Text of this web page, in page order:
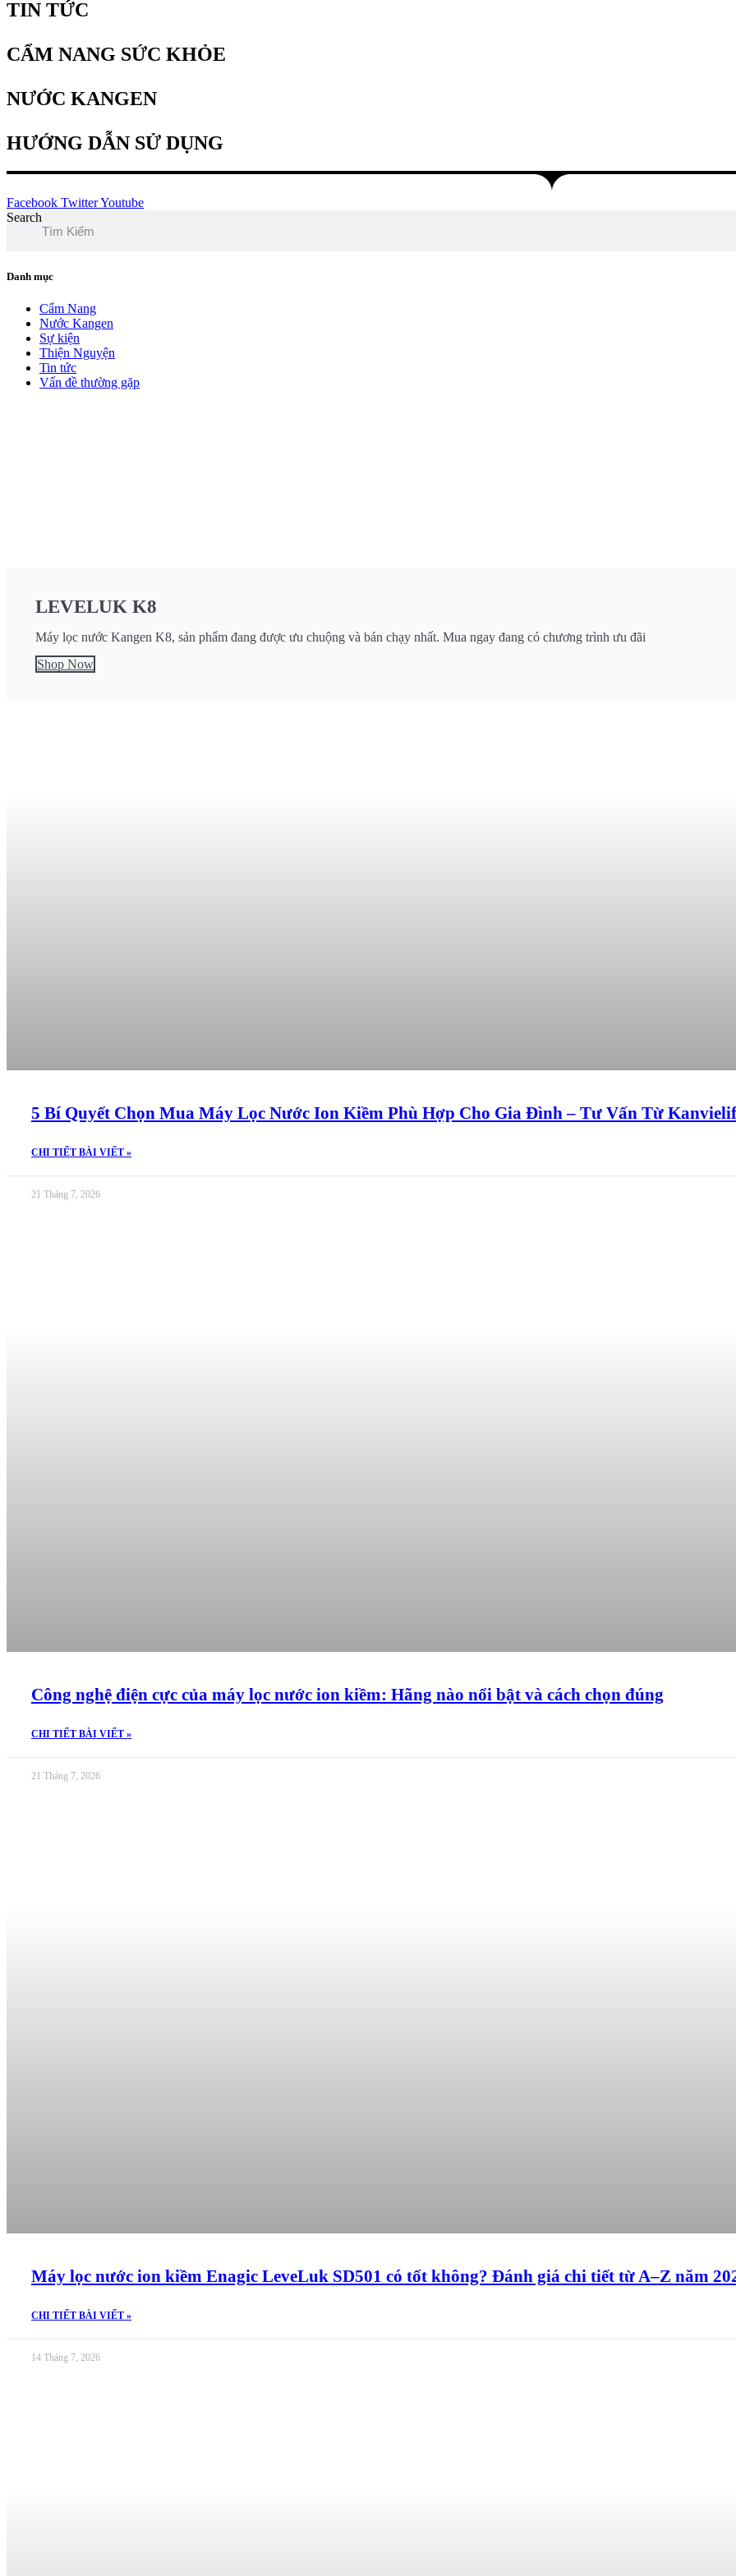
TIN TỨC
CẨM NANG SỨC KHỎE
NƯỚC KANGEN
HƯỚNG DẪN SỬ DỤNG
Facebook TwitterYoutube
Search
Danh mục
Cẩm Nang
Nước Kangen
Sự kiện
Thiện Nguyện
Tin tức
Vấn đề thường gặp
LEVELUK K8
Máy lọc nước Kangen K8, sản phẩm đang được ưu chuộng và bán chạy nhất. Mua ngay đang có chương trình ưu đãi
Shop Now
5 Bí Quyết Chọn Mua Máy Lọc Nước Ion Kiềm Phù Hợp Cho Gia Đình – Tư Vấn Từ
CHI TIẾT BÀI VIẾT »
21 Tháng 7, 2026
Công nghệ điện cực của máy lọc nước ion kiềm: Hãng nào nổi bật và cách chọn đúng
CHI TIẾT BÀI VIẾT »
21 Tháng 7, 2026
Máy lọc nước ion kiềm Enagic LeveLuk SD501 có tốt không? Đánh giá chi tiết từ A–Z năm
CHI TIẾT BÀI VIẾT »
14 Tháng 7, 2026